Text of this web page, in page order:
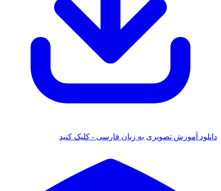
دانلود آموزش تصویری به زبان فارسی - کلیک کنید